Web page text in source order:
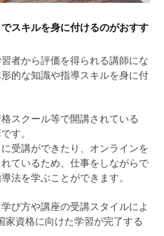
スキルを身に付けるのがおすす
者から評価を得られる講師にな
的な知識や指導スキルを身に付
スクール等で開講されている
す。
受講ができたり、オンラインを
ているため、仕事をしながらで
法を学ぶことができます。
び方や講座の受講スタイルによ
家資格に向けた学習が完了する